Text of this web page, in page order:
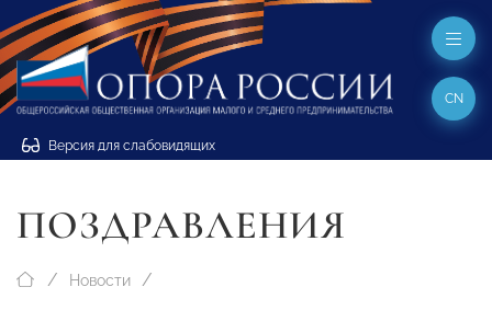
Версия для слабовидящих
CN
ПОЗДРАВЛЕНИЯ
Новости